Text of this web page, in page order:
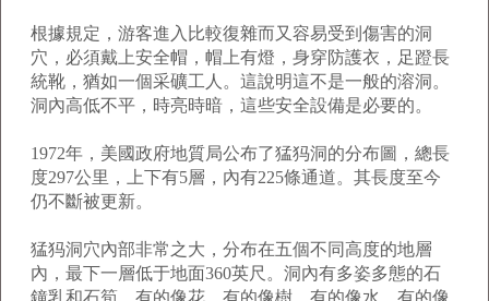
根據規定，游客進入比較復雜而又容易受到傷害的洞
穴，必須戴上安全帽，帽上有燈，身穿防護衣，足蹬長
統靴，猶如一個采礦工人。這說明這不是一般的溶洞。
洞內高低不平，時亮時暗，這些安全設備是必要的。
1972年，美國政府地質局公布了猛犸洞的分布圖，總長
度297公里，上下有5層，內有225條通道。其長度至今
仍不斷被更新。
猛犸洞穴內部非常之大，分布在五個不同高度的地層
內，最下一層低于地面360英尺。洞內有多姿多態的石